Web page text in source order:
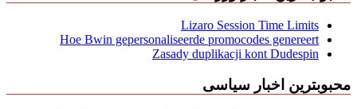
Lizaro Session Time Limits
Hoe Bwin gepersonaliseerde promocodes genereert
Zasady duplikacji kont Dudespin
محبوبترین اخبار سیاسی